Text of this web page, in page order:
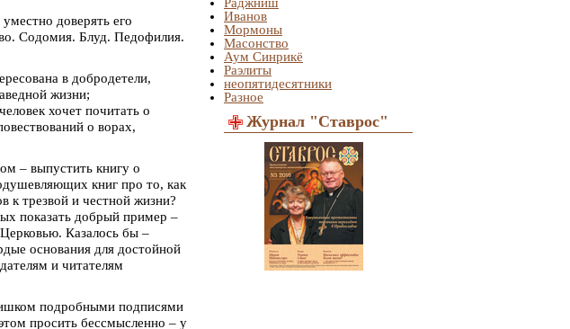
доверять его
Содомия. Блуд. Педофилия.
в добродетели,
жизни;
хочет почитать о
о ворах,
– выпустить книгу о
книг про то, как
к трезвой и честной жизни?
показать добрый пример –
Казалось бы –
основания для достойной
и читателям
подробными подписями
просить бессмысленно – у
Иванов
Мормоны
Масонство
Аум Синрикё
Раэлиты
неопятидесятники
Разное
Журнал "Ставрос"